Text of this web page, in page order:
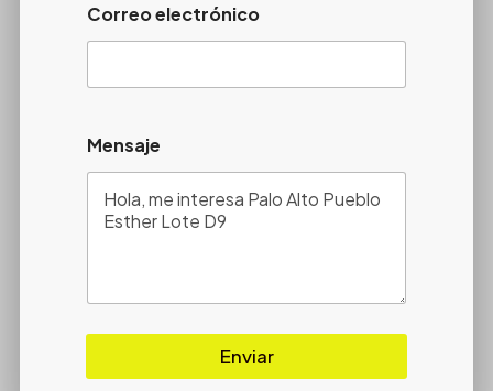
Correo electrónico
Mensaje
Enviar